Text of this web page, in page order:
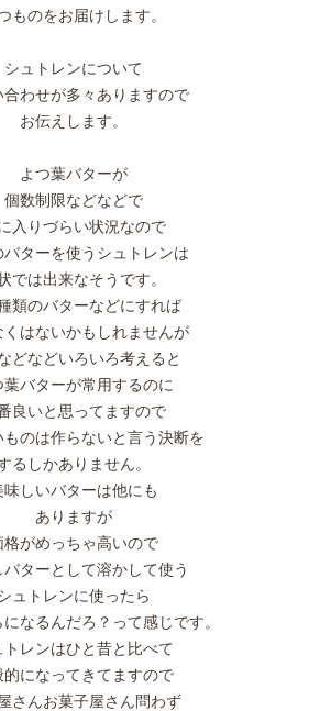
ものをお届けします。
シュトレンについて
合わせが多々ありますので
お伝えします。
よつ葉バターが
個数制限などなどで
入りづらい状況なので
バターを使うシュトレンは
では出来なそうです。
類のバターなどにすれば
くはないかもしれませんが
どなどいろいろ考えると
葉バターが常用するのに
良いと思ってますので
ものは作らないと言う決断を
るしかありません。
味しいバターは他にも
ありますが
格がめっちゃ高いので
バターとして溶かして使う
ュトレンに使ったら
なるんだろ？って感じです。
トレンはひと昔と比べて
的になってきてますので
さんお菓子屋さん問わず